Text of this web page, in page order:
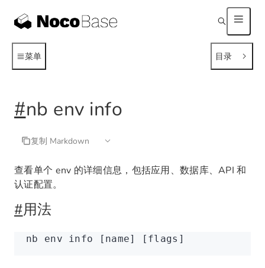
菜单 目录
#nb env info
复制 Markdown
查看单个 env 的详细信息，包括应用、数据库、API 和
认证配置。
#用法
nb env info [name] [flags]